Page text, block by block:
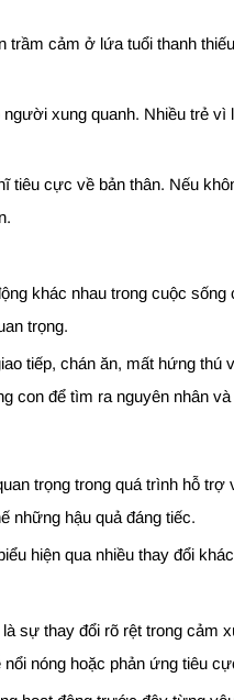
cảm ở lứa tuổi thanh
xung quanh. Nhiều trẻ
cực về bản thân. Nếu
khác nhau trong cuộc
trọng.
tiếp, chán ăn, mất hứng
con để tìm ra nguyên nhân
trọng trong quá trình hỗ
những hậu quả đáng tiếc.
hiện qua nhiều thay đổi
sự thay đổi rõ rệt trong cảm
nóng hoặc phản ứng tiêu